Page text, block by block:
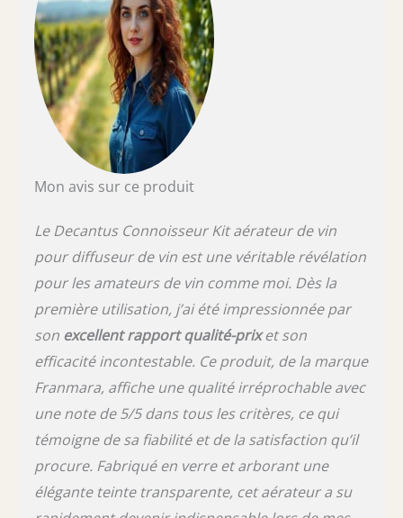
Mon avis sur ce produit
Le Decantus Connoisseur Kit aérateur de vin
pour diffuseur de vin est une véritable révélation
pour les amateurs de vin comme moi. Dès la
première utilisation, j’ai été impressionnée par
son excellent rapport qualité-prixet son
efficacité incontestable. Ce produit, de la marque
Franmara, affiche une qualité irréprochable avec
une note de 5/5 dans tous les critères, ce qui
témoigne de sa fiabilité et de la satisfaction qu’il
procure. Fabriqué en verre et arborant une
élégante teinte transparente, cet aérateur a su